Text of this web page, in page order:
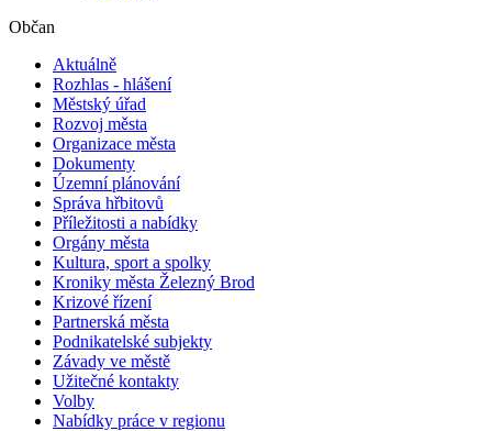
Občan
Aktuálně
Rozhlas - hlášení
Městský úřad
Rozvoj města
Organizace města
Dokumenty
Územní plánování
Správa hřbitovů
Příležitosti a nabídky
Orgány města
Kultura, sport a spolky
Kroniky města Železný Brod
Krizové řízení
Partnerská města
Podnikatelské subjekty
Závady ve městě
Užitečné kontakty
Volby
Nabídky práce v regionu